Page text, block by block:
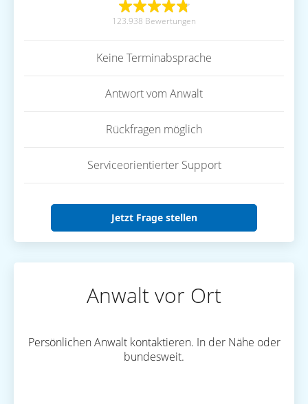
123.938 Bewertungen
Keine Terminabsprache
Antwort vom Anwalt
Rückfragen möglich
Serviceorientierter Support
Jetzt Frage stellen
Anwalt vor Ort
Persönlichen Anwalt kontaktieren. In der Nähe oder
bundesweit.